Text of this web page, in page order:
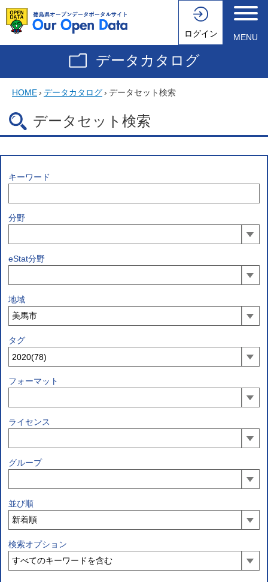
ログイン MENU
データカタログ
HOME› データカタログ› データセット検索
データセット検索
キーワード
分野
eStat分野
地域
タグ
フォーマット
ライセンス
グループ
並び順
検索オプション